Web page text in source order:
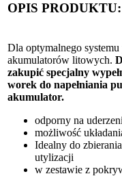
OPIS PRODUKTU:
Dla optymalnego
akumulatorów litowych.
zakupić specjalny
worek do napełniania
akumulator.
odporny na
możliwość
Idealny do
utylizacji
w zestawie z